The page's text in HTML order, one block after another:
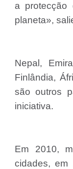
a
planeta»,
Nepal,
Finlândia,
são outros
iniciativa.
Em 2010,
cidades, em